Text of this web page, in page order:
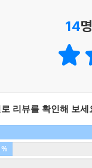
션으로 받아들여지
이후 기성 인기가수
기까지의 ‘트로트의
있다. 보통 현재
의 대륙 국가들의
14
리뷰를 확인해 보세